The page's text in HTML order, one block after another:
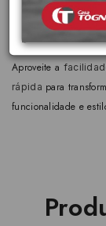
Design
Marca Deca,
Aproveite a
rápida para
funcionalidade e